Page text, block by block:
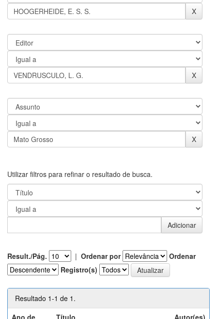
Utilizar filtros para refinar o resultado de busca.
Result./Pág. | Ordenar por
Ordenar
Registro(s)
Resultado 1-1 de 1.
Ano de
Título Autor(es)